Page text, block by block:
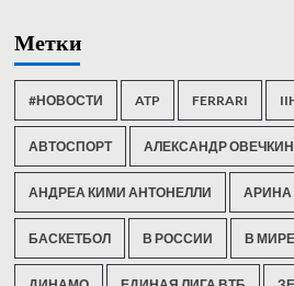
Метки
#НОВОСТИ ATP FERRARI
АВТОСПОРТ АЛЕКСАНДР ОВЕЧКИН
АНДРЕА КИМИ АНТОНЕЛЛИ АРИНА
БАСКЕТБОЛ В РОССИИ В МИРЕ